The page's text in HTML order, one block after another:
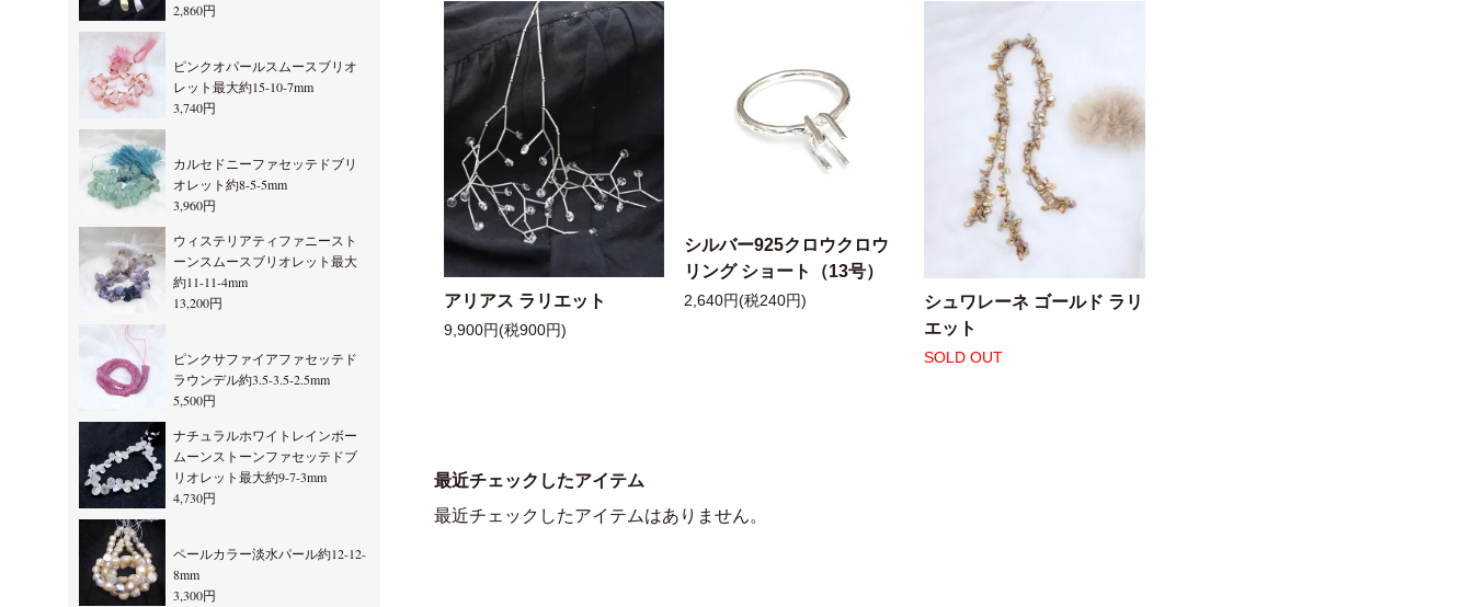
アリアス ラリエット
9,900円(税900円)
シルバー925クロウクロウ
リング ショート（13号）
2,640円(税240円)
シュワレーネ ゴールド ラリ
エット
SOLD OUT
最近チェックしたアイテム
最近チェックしたアイテムはありません。
2,860円
ピンクオパールスムースブリオ
レット最大約15-10-7mm
3,740円
カルセドニーファセッテドブリ
オレット約8-5-5mm
3,960円
ウィステリアティファニースト
ーンスムースブリオレット最大
約11-11-4mm
13,200円
ピンクサファイアファセッテド
ラウンデル約3.5-3.5-2.5mm
5,500円
ナチュラルホワイトレインボー
ムーンストーンファセッテドブ
リオレット最大約9-7-3mm
4,730円
ペールカラー淡水パール約12-12-
8mm
3,300円